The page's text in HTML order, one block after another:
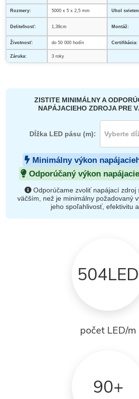
Rozmery: 5000 x 5 x 2,5 mm Uhol
Deliteľnosť: 1,39cm Montáž:
Životnosť: do 50 000 hodín Certifikácia:
Záruka: 3 roky
ZISTITE MINIMÁLNY A
NAPÁJACIEHO ZDROJA PRE
Dĺžka LED pásu (m):
Minimálny výkon
Odporúčaný výkon
Odporúčame zvoliť napájací zdroj
väčším, než je minimálny požadovaný
jeho spoľahlivosť, efektivitu a
504LED
počet LED/m
90+